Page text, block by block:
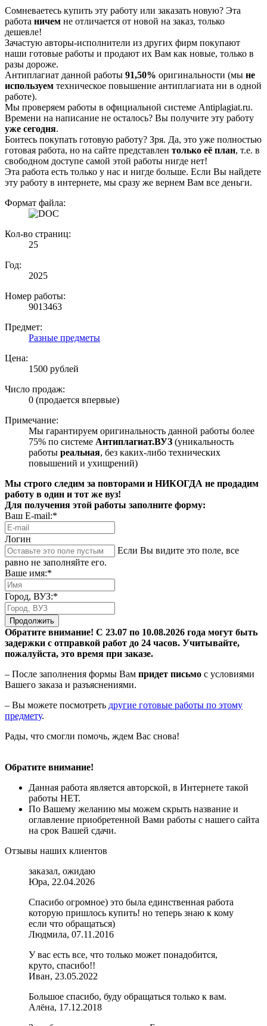
Сомневаетесь купить эту работу или заказать новую? Эта
работа ничем не отличается от новой на заказ, только
дешевле!
Зачастую авторы-исполнители из других фирм покупают
наши готовые работы и продают их Вам как новые, только в
разы дороже.
Антиплагиат данной работы 91,50% оригинальности (мы не
используем техническое повышение антиплагиата ни в одной
работе).
Мы проверяем работы в официальной системе Аntiplagiat.ru.
Времени на написание не осталось? Вы получите эту работу
уже сегодня.
Боитесь покупать готовую работу? Зря. Да, это уже полностью
готовая работа, но на сайте представлен только её план, т.е. в
свободном доступе самой этой работы нигде нет!
Эта работа есть только у нас и нигде больше. Если Вы найдете
эту работу в интернете, мы сразу же вернем Вам все деньги.
Формат файла:
Кол-во страниц:
25
Год:
2025
Номер работы:
9013463
Предмет:
Разные предметы
Цена:
1500 рублей
Число продаж:
0 (продается впервые)
Примечание:
Мы гарантируем оригинальность данной работы более
75% по системе Антиплагиат.ВУЗ (уникальность
работы реальная, без каких-либо технических
повышений и ухищрений)
Мы строго следим за повторами и НИКОГДА не продадим
работу в один и тот же вуз!
Для получения этой работы заполните форму:
Ваш E-mail:*
Логин
Если Вы видите это поле, все
равно не заполняйте его.
Ваше имя:*
Город, ВУЗ:*
Продолжить
Обратите внимание! С 23.07 по 10.08.2026 года могут быть
задержки с отправкой работ до 24 часов. Учитывайте,
пожалуйста, это время при заказе.
– После заполнения формы Вам придет письмо с условиями
Вашего заказа и разъяснениями.
– Вы можете посмотреть другие готовые работы по этому
предмету.
Рады, что смогли помочь, ждем Вас снова!
Обратите внимание!
Данная работа является авторской, в Интернете такой
работы НЕТ.
По Вашему желанию мы можем скрыть название и
оглавление приобретенной Вами работы с нашего сайта
на срок Вашей сдачи.
Отзывы наших клиентов
заказал, ожидаю
Юра, 22.04.2026
Спасибо огромное) это была единственная работа
которую пришлось купить! но теперь знаю к кому
если что обращаться)
Людмила, 07.11.2016
У вас есть все, что только может понадобится,
круто, спасибо!!
Иван, 23.05.2022
Большое спасибо, буду обращаться только к вам.
Алёна, 17.12.2018